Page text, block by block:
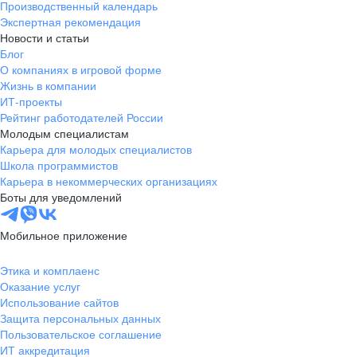
Производственный календарь
Экспертная рекомендация
Новости и статьи
Блог
О компаниях в игровой форме
Жизнь в компании
ИТ-проекты
Рейтинг работодателей России
Молодым специалистам
Карьера для молодых специалистов
Школа программистов
Карьера в некоммерческих организациях
Боты для уведомлений
Мобильное приложение
Этика и комплаенс
Оказание услуг
Использование сайтов
Защита персональных данных
Пользовательское соглашение
ИТ аккредитация